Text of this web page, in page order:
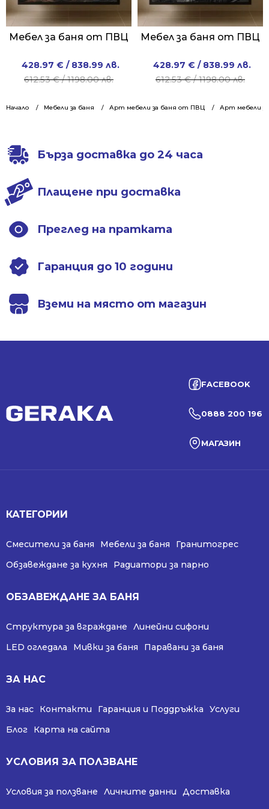
Начало Мебели за баня Арт мебели за баня от ПВЦ Арт мебели
Мебел за баня от ПВЦ
612.53€/ 1198.00 лв.
Original
price
612.53 €
428.97 € / 838.99 лв.
Current
price
428.97 €
Мебел за баня от ПВЦ
612.53€/ 1198.00 лв.
Original
price
612.53 €
428.97 € / 838.99 лв.
Current
price
428.97 €
Бърза доставка до 24 часа
Плащене при доставка
Преглед на пратката
Гаранция до 10 години
Вземи на място от магазин
FACEBOOK
0888 200 196
МАГАЗИН
КАТЕГОРИИ
Смесители за баня Мебели за баня
Гранитогрес
Обзавеждане за кухня
Радиатори за парно
ОБЗАВЕЖДАНЕ ЗА БАНЯ
Структура за вграждане
Линейни сифони
LED огледала
Мивки за баня Паравани за баня
ЗА НАС
За нас Контакти Гаранция и Поддръжка
Услуги
Блог
Карта на сайта
УСЛОВИЯ ЗА ПОЛЗВАНЕ
Условия за ползване Личните данни
Доставка